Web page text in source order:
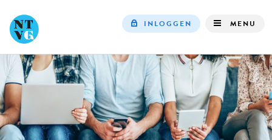
navigation
INLOGGEN MENU